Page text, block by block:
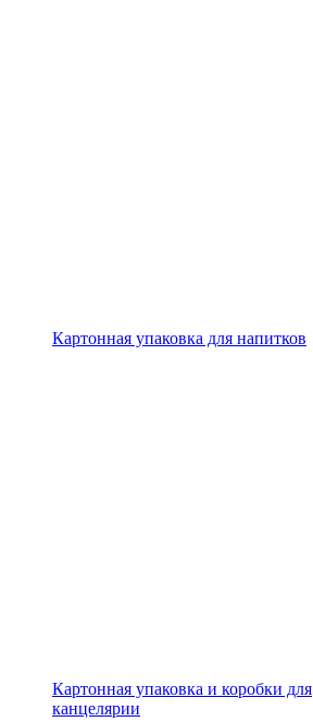
Картонная упаковка для напитков
Картонная упаковка и коробки для
канцелярии